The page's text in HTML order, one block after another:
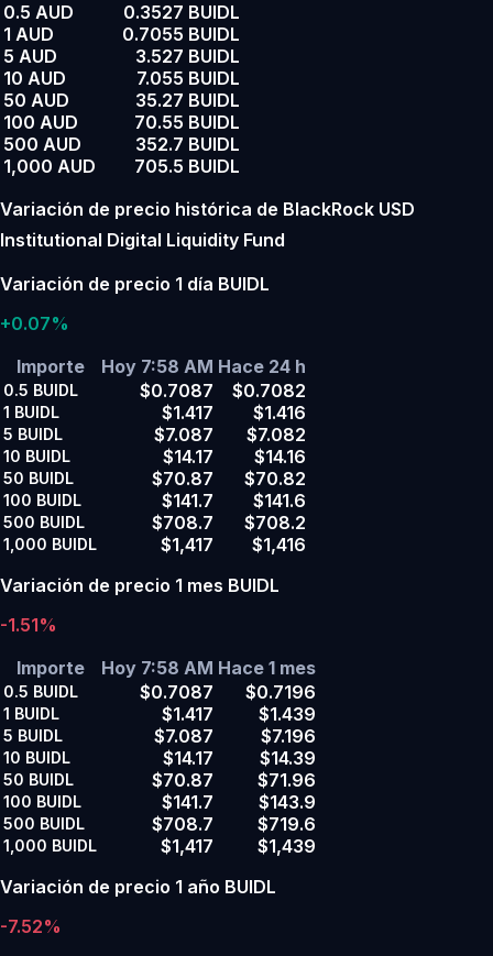
0.5 AUD
0.3527 BUIDL
1 AUD
0.7055 BUIDL
5 AUD
3.527 BUIDL
10 AUD
7.055 BUIDL
50 AUD
35.27 BUIDL
100 AUD
70.55 BUIDL
500 AUD
352.7 BUIDL
1,000 AUD
705.5 BUIDL
Variación de precio histórica de BlackRock USD
Institutional Digital Liquidity Fund
Variación de precio 1 día BUIDL
+0.07%
Importe
Hoy 7:58 AM Hace 24 h
0.5 BUIDL $0.7087 $0.7082
1 BUIDL $1.417 $1.416
5 BUIDL $7.087 $7.082
10 BUIDL $14.17 $14.16
50 BUIDL $70.87 $70.82
100 BUIDL $141.7 $141.6
500 BUIDL $708.7 $708.2
1,000 BUIDL $1,417
$1,416
Variación de precio 1 mes BUIDL
-1.51%
Importe
Hoy 7:58 AM Hace 1 mes
0.5 BUIDL $0.7087 $0.7196
1 BUIDL $1.417 $1.439
5 BUIDL $7.087 $7.196
10 BUIDL $14.17 $14.39
50 BUIDL $70.87 $71.96
100 BUIDL $141.7 $143.9
500 BUIDL $708.7 $719.6
1,000 BUIDL $1,417
$1,439
Variación de precio 1 año BUIDL
-7.52%